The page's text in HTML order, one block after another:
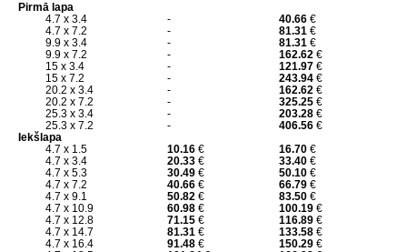
Pirmā lapa
4.7 x 3.4
- 40.66€
4.7 x 7.2
- 81.31€
9.9 x 3.4
- 81.31€
9.9 x 7.2
- 162.62€
15 x 3.4
- 121.97€
15 x 7.2
- 243.94€
20.2 x 3.4
- 162.62€
20.2 x 7.2
- 325.25€
25.3 x 3.4
- 203.28€
25.3 x 7.2
- 406.56€
Iekšlapa
4.7 x 1.5
10.16€ 16.70€
4.7 x 3.4
20.33€ 33.40€
4.7 x 5.3
30.49€ 50.10€
4.7 x 7.2
40.66€ 66.79€
4.7 x 9.1
50.82€ 83.50€
4.7 x 10.9
60.98€ 100.19€
4.7 x 12.8
71.15€ 116.89€
4.7 x 14.7
81.31€ 133.58€
4.7 x 16.4
91.48€ 150.29€